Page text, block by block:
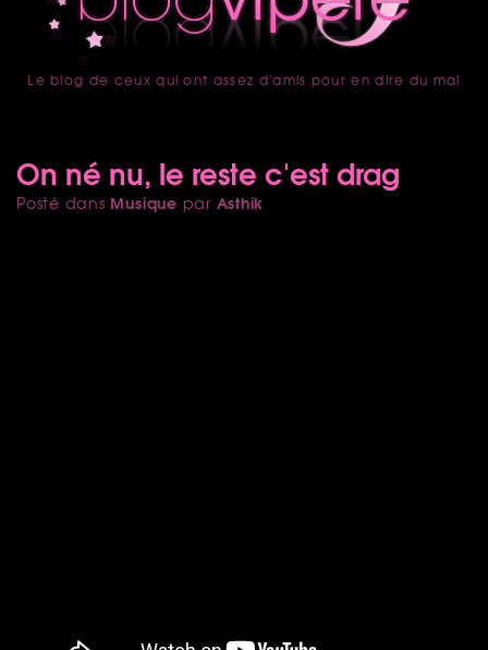
accueil
Le blog de ceux qui ont assez d'amis pour en dire du mal
On né nu, le reste c'est drag
Posté dans Musique par Asthik